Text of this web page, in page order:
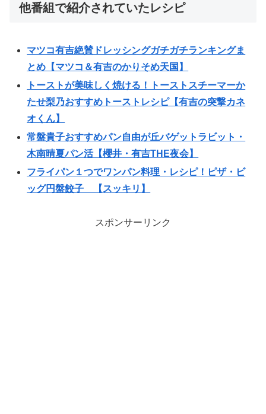
他番組で紹介されていたレシピ
マツコ有吉絶賛ドレッシングガチガチランキングま
とめ【マツコ＆有吉のかりそめ天国】
トーストが美味しく焼ける！トーストスチーマーか
たせ梨乃おすすめトーストレシピ【有吉の突撃カネ
オくん】
常盤貴子おすすめパン自由が丘バゲットラビット・
木南晴夏パン活【櫻井・有吉THE夜会】
フライパン１つでワンパン料理・レシピ！ピザ・ビ
ッグ円盤餃子 【スッキリ】
スポンサーリンク